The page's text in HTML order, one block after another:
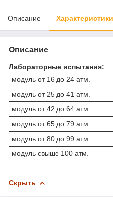
Описание Характеристики
Описание
Лабораторные испытания:
модуль от 16 до 24 атм.
модуль от 25 до 41 атм.
модуль от 42 до 64 атм.
модуль от 65 до 79 атм.
модуль от 80 до 99 атм.
модуль свыше 100 атм.
Скрыть